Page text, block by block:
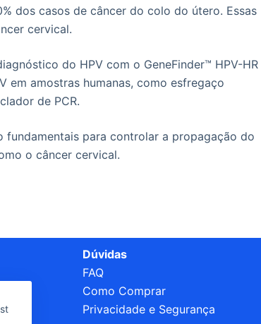
dos casos de câncer do colo do útero. Essas
cervical.
do HPV com o GeneFinder™ HPV-HR
em amostras humanas, como esfregaço
de PCR.
para controlar a propagação do
o câncer cervical.
Dúvidas
FAQ
Como Comprar
Privacidade e Segurança